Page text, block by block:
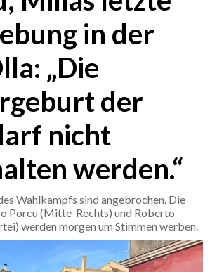
in der
„Die
der
nicht
werden.“
Wahlkampfs sind angebrochen. Die
Porcu (Mitte-Rechts) und Roberto
werden morgen um Stimmen werben.